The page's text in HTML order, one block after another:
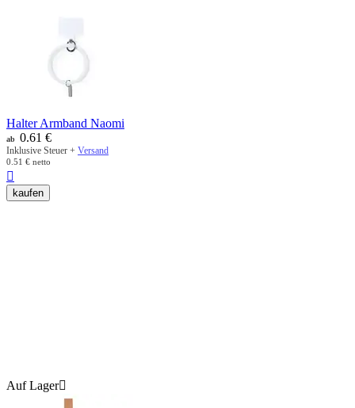
Halter Armband Naomi
ab 0.61 €
Inklusive Steuer + Versand
0.51 € netto

kaufen
Auf Lager